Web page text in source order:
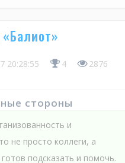
20:28:55 4 2876
стороны
и
не просто коллеги, а
подсказать и помочь.